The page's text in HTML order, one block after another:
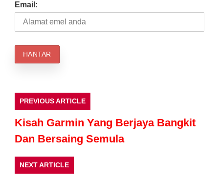
Email:
PREVIOUS ARTICLE
Kisah Garmin Yang Berjaya Bangkit
Dan Bersaing Semula
NEXT ARTICLE